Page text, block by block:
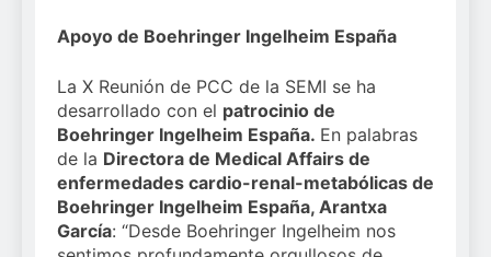
Apoyo de Boehringer Ingelheim España
La X Reunión de PCC de la SEMI se ha
desarrollado con el patrocinio de
Boehringer Ingelheim España. En palabras
de la Directora de Medical Affairs de
enfermedades cardio-renal-metabólicas de
Boehringer Ingelheim España, Arantxa
García: “Desde Boehringer Ingelheim nos